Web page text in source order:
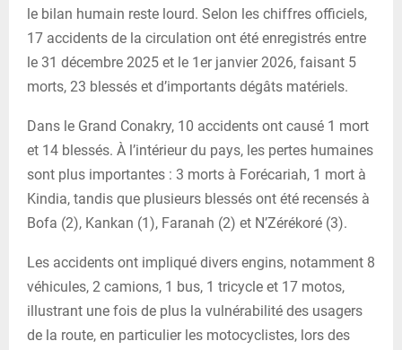
le bilan humain reste lourd. Selon les chiffres officiels,
17 accidents de la circulation ont été enregistrés entre
le 31 décembre 2025 et le 1er janvier 2026, faisant 5
morts, 23 blessés et d’importants dégâts matériels.
Dans le Grand Conakry, 10 accidents ont causé 1 mort
et 14 blessés. À l’intérieur du pays, les pertes humaines
sont plus importantes : 3 morts à Forécariah, 1 mort à
Kindia, tandis que plusieurs blessés ont été recensés à
Bofa (2), Kankan (1), Faranah (2) et N’Zérékoré (3).
Les accidents ont impliqué divers engins, notamment 8
véhicules, 2 camions, 1 bus, 1 tricycle et 17 motos,
illustrant une fois de plus la vulnérabilité des usagers
de la route, en particulier les motocyclistes, lors des